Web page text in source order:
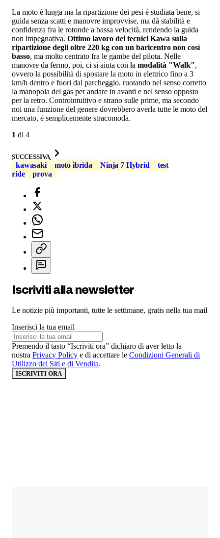
La moto è lunga ma la ripartizione dei pesi è studiata bene, si
guida senza scatti e manovre improvvise, ma dà stabilità e
confidenza fra le rotonde a bassa velocità, rendendo la guida
non impegnativa. Ottimo lavoro dei tecnici Kawa sulla
ripartizione degli oltre 220 kg con un baricentro non così
basso, ma molto centrato fra le gambe del pilota. Nelle
manovre da fermo, poi, ci si aiuta con la modalità "Walk",
ovvero la possibilità di spostare la moto in elettrico fino a 3
km/h dentro e fuori dal parcheggio, ruotando nel senso corretto
la manopola del gas per andare in avanti e nel senso opposto
per la retro. Controintuitivo e strano sulle prime, ma secondo
noi una funzione del genere dovrebbero averla tutte le moto del
mercato, è semplicemente stracomoda.
1 di 4
SUCCESSIVA
kawasaki moto ibrida Ninja 7 Hybrid
test
ride
prova
Iscriviti alla newsletter
Le notizie più importanti, tutte le settimane, gratis nella tua mail
Inserisci la tua email
Premendo il tasto “Iscriviti ora” dichiaro di aver letto la
nostra Privacy Policy e di accettare le Condizioni Generali di
Utilizzo dei Siti e di Vendita.
ISCRIVITI ORA